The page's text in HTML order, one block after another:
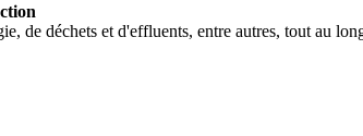
de déchets et d'effluents, entre autres, tout au